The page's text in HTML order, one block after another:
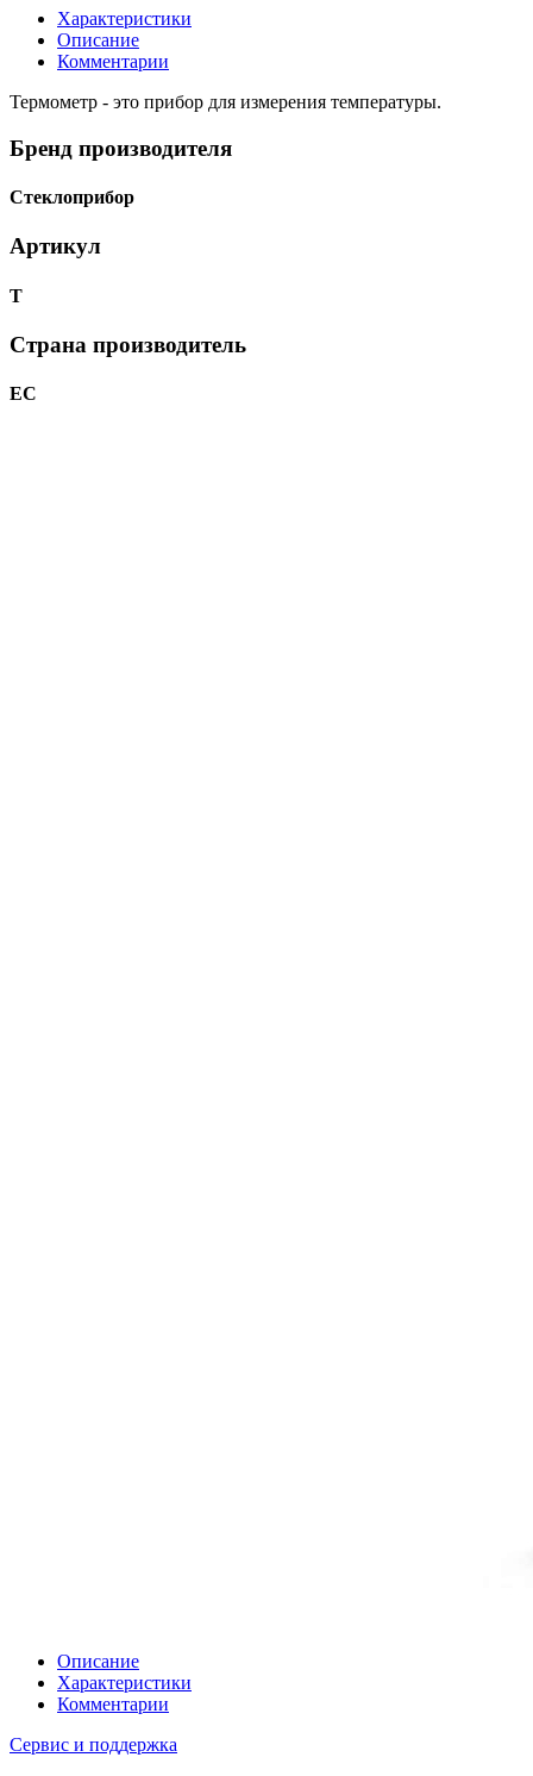
Характеристики
Описание
Комментарии
Термометр - это прибор для измерения температуры.
Бренд производителя
Стеклоприбор
Артикул
Т
Страна производитель
ЕС
Описание
Характеристики
Комментарии
Сервис и поддержка